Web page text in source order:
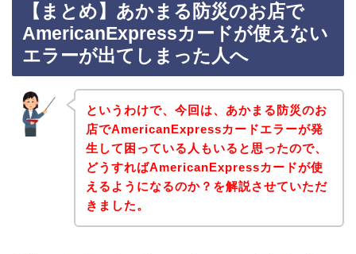
【まとめ】あかまる防災のお店で
AmericanExpressカードが使えない
エラーが出てしまった人へ
というわけで、今回は、あかまる防災のお
店でAmericanExpressカードエラーが発
生して困っている人もいると思ったので、
どうすればAmericanExpressカードが使
えるようになるのか？を解説させていただ
きました。